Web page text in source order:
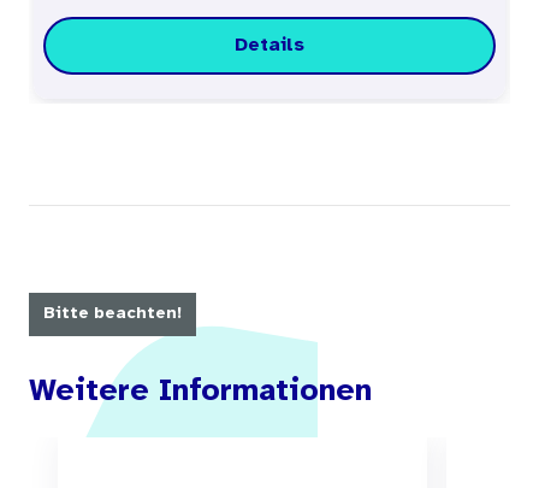
Details
Bitte beachten!
Weitere Informationen